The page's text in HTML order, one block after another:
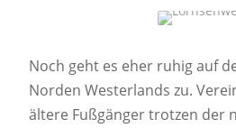
Noch geht es eher ruhig auf
Norden Westerlands zu.
ältere Fußgänger trotzen der